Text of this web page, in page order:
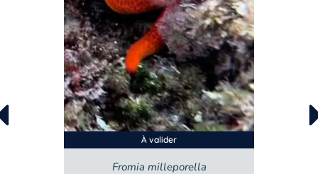
À valider
Fromia milleporella